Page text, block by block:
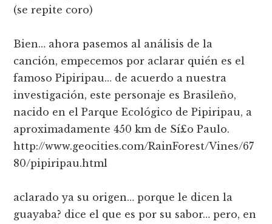
(se repite coro)
Bien… ahora pasemos al análisis de la
canción, empecemos por aclarar quién es el
famoso Pipiripau… de acuerdo a nuestra
investigación, este personaje es Brasileño,
nacido en el Parque Ecológico de Pipiripau, a
aproximadamente 450 km de Sí£o Paulo.
http://www.geocities.com/RainForest/Vines/67
80/pipiripau.html
aclarado ya su origen… porque le dicen la
guayaba? dice el que es por su sabor… pero, en